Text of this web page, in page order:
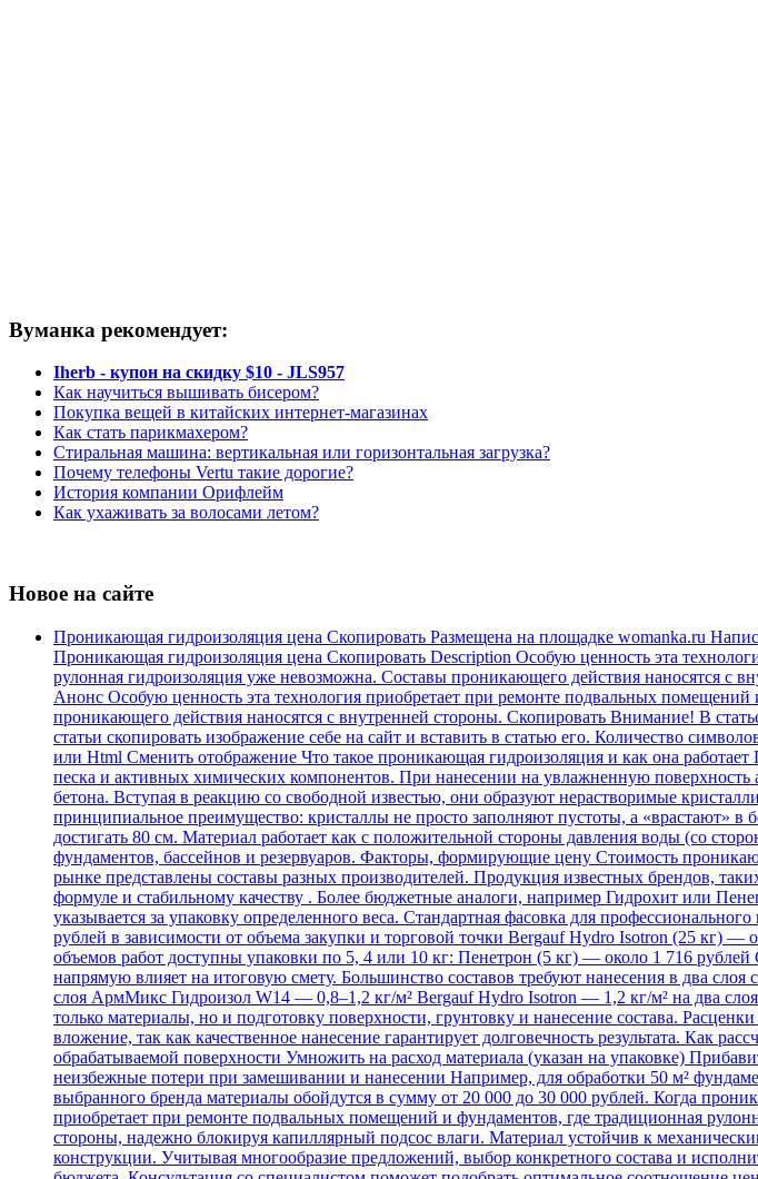
Вуманка рекомендует:
Iherb - купон на скидку $10 - JLS957
Как научиться вышивать бисером?
Покупка вещей в китайских интернет-магазинах
Как стать парикмахером?
Стиральная машина: вертикальная или горизонтальная загрузка?
Почему телефоны Vertu такие дорогие?
История компании Орифлейм
Как ухаживать за волосами летом?
Новое на сайте
Проникающая гидроизоляция цена Скопировать Размещена на площадке womanka.ru
Проникающая гидроизоляция цена Скопировать Description Особую ценность эта
рулонная гидроизоляция уже невозможна. Составы проникающего действия наносятся с
Анонс Особую ценность эта технология приобретает при ремонте подвальных
проникающего действия наносятся с внутренней стороны. Скопировать Внимание! В
статьи скопировать изображение себе на сайт и вставить в статью его. Количество
или Html Cменить отображение Что такое проникающая гидроизоляция и как она
песка и активных химических компонентов. При нанесении на увлажненную
бетона. Вступая в реакцию со свободной известью, они образуют нерастворимые
принципиальное преимущество: кристаллы не просто заполняют пустоты, а «врастают»
достигать 80 см. Материал работает как с положительной стороны давления воды (со
фундаментов, бассейнов и резервуаров. Факторы, формирующие цену Стоимость
рынке представлены составы разных производителей. Продукция известных брендов,
формуле и стабильному качеству . Более бюджетные аналоги, например Гидрохит или
указывается за упаковку определенного веса. Стандартная фасовка для
рублей в зависимости от объема закупки и торговой точки Bergauf Hydro Isotron (25 кг)
объемов работ доступны упаковки по 5, 4 или 10 кг: Пенетрон (5 кг) — около 1 716
напрямую влияет на итоговую смету. Большинство составов требуют нанесения в два
слоя АрмМикс Гидроизол W14 — 0,8–1,2 кг/м² Bergauf Hydro Isotron — 1,2 кг/м² на два
только материалы, но и подготовку поверхности, грунтовку и нанесение состава.
вложение, так как качественное нанесение гарантирует долговечность результата. Как
обрабатываемой поверхности Умножить на расход материала (указан на упаковке)
неизбежные потери при замешивании и нанесении Например, для обработки 50 м²
выбранного бренда материалы обойдутся в сумму от 20 000 до 30 000 рублей. Когда
приобретает при ремонте подвальных помещений и фундаментов, где традиционная
стороны, надежно блокируя капиллярный подсос влаги. Материал устойчив к
конструкции. Учитывая многообразие предложений, выбор конкретного состава и